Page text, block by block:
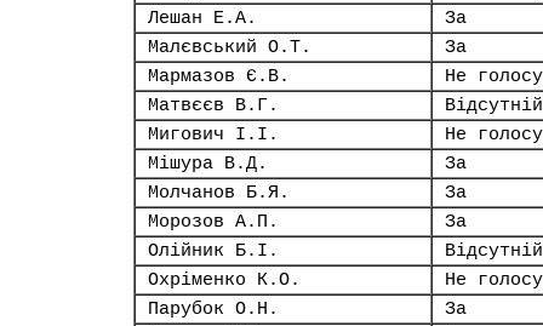
Лешан Е.А.
За
Малєвський О.Т.
За
Мармазов Є.В.
Не
Матвєєв В.Г.
Відсутній
Мигович І.І.
Не
Мішура В.Д.
За
Молчанов Б.Я.
За
Морозов А.П.
За
Олійник Б.І.
Відсутній
Охріменко К.О.
Не
Парубок О.Н.
За